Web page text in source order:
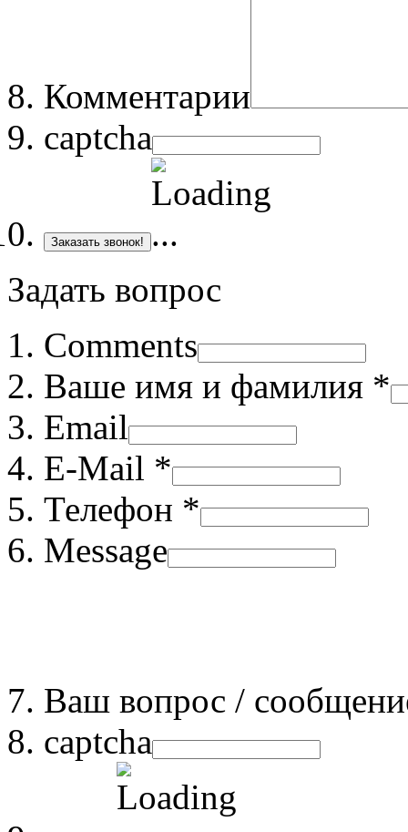
Комментарии
captcha
Заказать звонок!
Задать вопрос
Comments
Ваше имя и фамилия *
Email
E-Mail *
Телефон *
Message
Ваш вопрос /
captcha